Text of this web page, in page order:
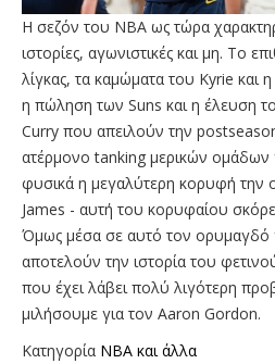
Η σεζόν του ΝΒΑ ως τώρα
ιστορίες, αγωνιστικές και μη. Το
λίγκας, τα καμώματα του Kyrie και
η πώληση των Suns και η έλευση
Curry που απειλούν την
ατέρμονο tanking μερικών ομάδων
φυσικά η μεγαλύτερη κορυφή την
James - αυτή του κορυφαίου
Όμως μέσα σε αυτό τον
αποτελούν την ιστορία του
που έχει λάβει πολύ λιγότερη
μιλήσουμε για τον Aaron Gordon.
Κατηγορία NBA και άλλα